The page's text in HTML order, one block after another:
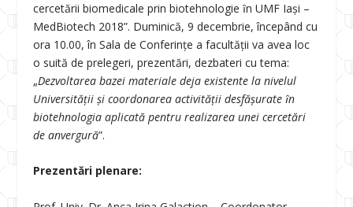
cercetării biomedicale prin biotehnologie ȋn UMF Iași –
MedBiotech 2018”. Duminică, 9 decembrie, începând cu
ora 10.00, în Sala de Conferinţe a facultăţii va avea loc
o suită de prelegeri, prezentări, dezbateri cu tema:
„Dezvoltarea bazei materiale deja existente la nivelul
Universității și coordonarea activității desfășurate ȋn
biotehnologia aplicată pentru realizarea unei cercetări
de anvergură”.
Prezentări plenare: